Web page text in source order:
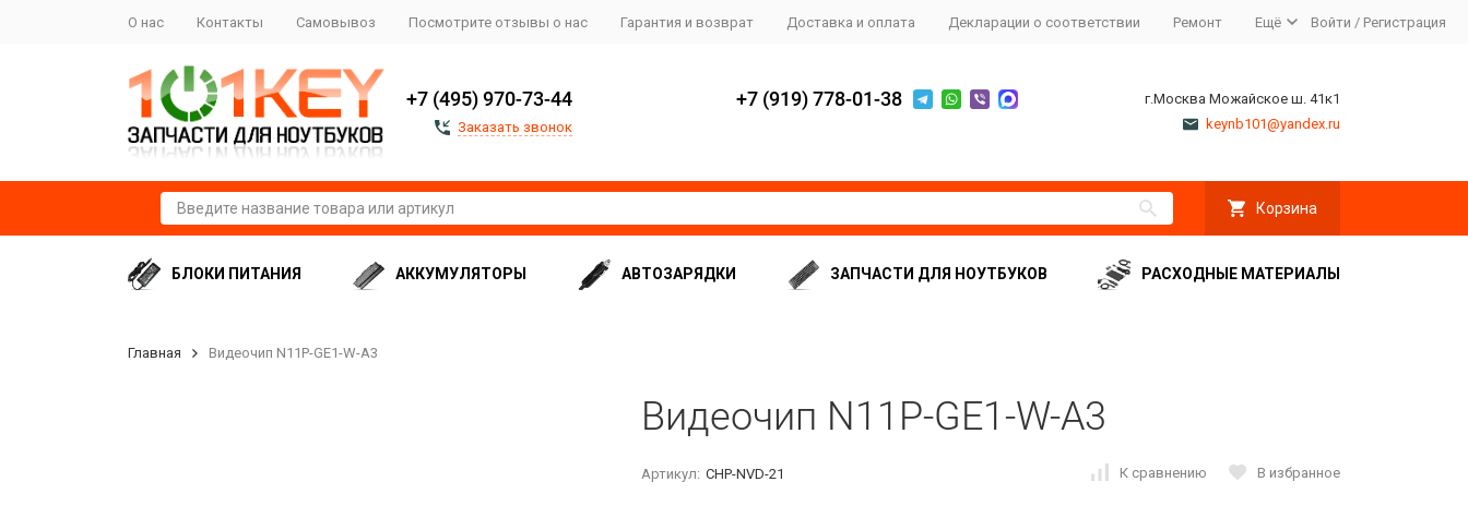
О нас Контакты Самовывоз Посмотрите отзывы о нас Гарантия и возврат Доставка и оплата Декларации о соответствии Ремонт Ещё Войти / Регистрация
+7 (495) 970-73-44
Заказать звонок
+7 (919) 778-01-38
г.Москва Можайское ш. 41к1
keynb101@yandex.ru
Корзина
БЛОКИ ПИТАНИЯ АККУМУЛЯТОРЫ АВТОЗАРЯДКИ ЗАПЧАСТИ ДЛЯ НОУТБУКОВ РАСХОДНЫЕ МАТЕРИАЛЫ
Главная Видеочип N11P-GE1-W-A3
Видеочип N11P-GE1-W-A3
Артикул: CHP-NVD-21 К сравнению В избранное